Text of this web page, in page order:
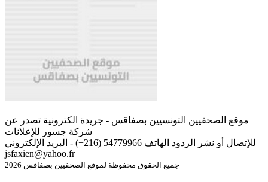
موقع الصحفيين التونسيين بصفاقس - جريدة الكترونية تصدر عن
شركة جسور للإعلانات
للإتصال أو نشر الردود الهاتف 54779966 (216+) - البريد الإلكتروني
jsfaxien@yahoo.fr
جميع الحقوق محفوظة لموقع الصحفيين بصفاقس 2026